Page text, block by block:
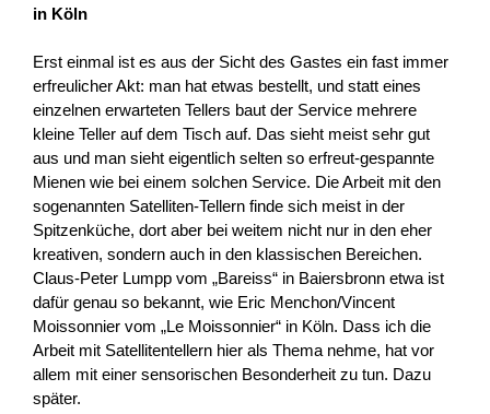
in Köln
Erst einmal ist es aus der Sicht des Gastes ein fast immer
erfreulicher Akt: man hat etwas bestellt, und statt eines
einzelnen erwarteten Tellers baut der Service mehrere
kleine Teller auf dem Tisch auf. Das sieht meist sehr gut
aus und man sieht eigentlich selten so erfreut-gespannte
Mienen wie bei einem solchen Service. Die Arbeit mit den
sogenannten Satelliten-Tellern finde sich meist in der
Spitzenküche, dort aber bei weitem nicht nur in den eher
kreativen, sondern auch in den klassischen Bereichen.
Claus-Peter Lumpp vom „Bareiss“ in Baiersbronn etwa ist
dafür genau so bekannt, wie Eric Menchon/Vincent
Moissonnier vom „Le Moissonnier“ in Köln. Dass ich die
Arbeit mit Satellitentellern hier als Thema nehme, hat vor
allem mit einer sensorischen Besonderheit zu tun. Dazu
später.